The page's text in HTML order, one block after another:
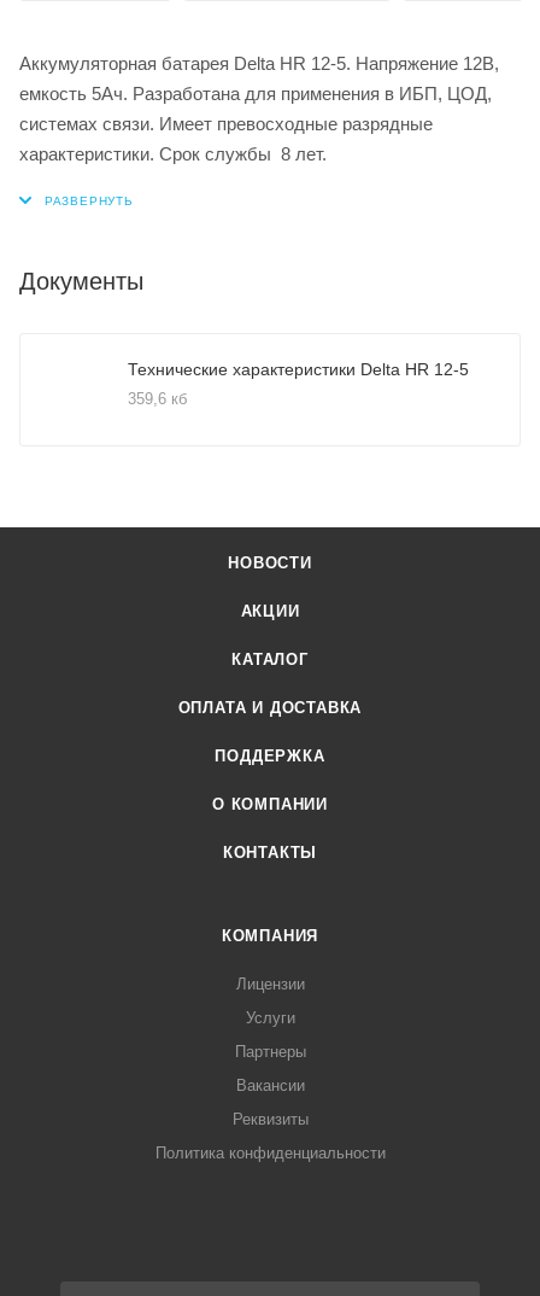
Аккумуляторная батарея Delta HR 12-5. Напряжение 12В,
емкость 5Ач. Разработана для применения в ИБП, ЦОД,
системах связи. Имеет превосходные разрядные
характеристики. Срок службы 8 лет.
Документы
Технические характеристики Delta HR 12-5
359,6 кб
НОВОСТИ
АКЦИИ
КАТАЛОГ
ОПЛАТА И ДОСТАВКА
ПОДДЕРЖКА
О КОМПАНИИ
КОНТАКТЫ
КОМПАНИЯ
Лицензии
Услуги
Партнеры
Вакансии
Реквизиты
Политика конфиденциальности